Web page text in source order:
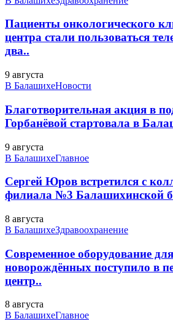
Пациенты онкологического
центра стали пользоваться
два..
9 августа
В БалашихеНовости
Благотворительная акция в
Горбанёвой стартовала в
9 августа
В БалашихеГлавное
Сергей Юров встретился с
филиала №3 Балашихинской
8 августа
В БалашихеЗдравоохранение
Современное оборудование
новорождённых поступило в
центр..
8 августа
В БалашихеГлавное